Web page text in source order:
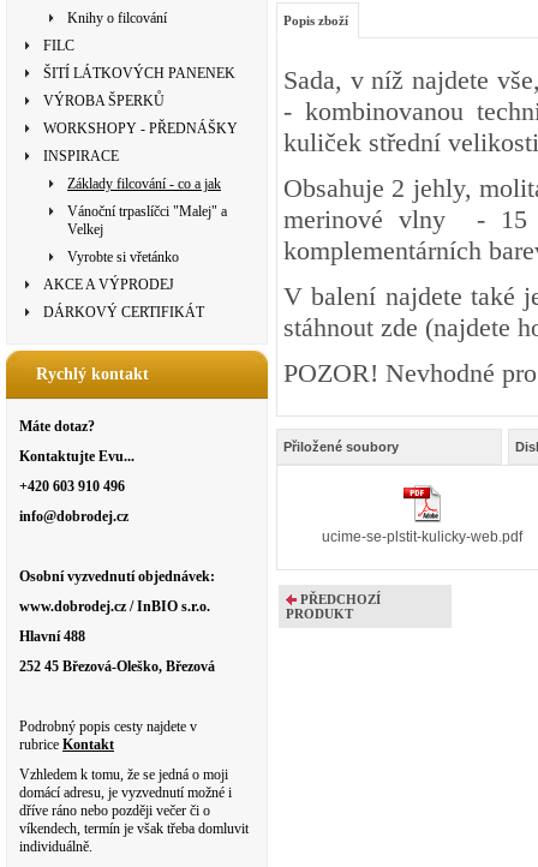
Knihy o filcování
FILC
ŠITÍ LÁTKOVÝCH PANENEK
VÝROBA ŠPERKŮ
WORKSHOPY - PŘEDNÁŠKY
INSPIRACE
Základy filcování - co a jak
Vánoční trpaslíčci "Malej" a
Velkej
Vyrobte si vřetánko
AKCE A VÝPRODEJ
DÁRKOVÝ CERTIFIKÁT
Rychlý kontakt
Máte dotaz?
Kontaktujte Evu...
+420 603 910 496
info@dobrodej.cz
Osobní vyzvednutí objednávek:
www.dobrodej.cz / InBIO s.r.o.
Hlavní 488
252 45 Březová-Oleško, Březová
Podrobný popis cesty najdete v
rubrice Kontakt
Vzhledem k tomu, že se jedná o moji
domácí adresu, je vyzvednutí možné i
dříve ráno nebo později večer či o
víkendech, termín je však třeba domluvit
individuálně.
Popis zboží
Sada, v níž najdete
- kombinovanou
kuliček střední
Obsahuje 2 jehly,
merinové vlny - 15
komplementárních
V balení najdete také
stáhnout zde (najdete
POZOR! Nevhodné
Přiložené soubory
ucime-se-plstit-kulicky-web.pdf
PŘEDCHOZÍ
PRODUKT